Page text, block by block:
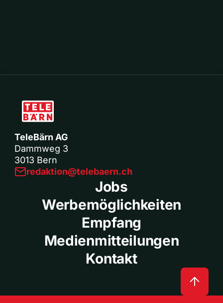
TeleBärn AG
Dammweg 3
3013 Bern
redaktion@telebaern.ch
Jobs
Werbemöglichkeiten
Empfang
Medienmitteilungen
Kontakt